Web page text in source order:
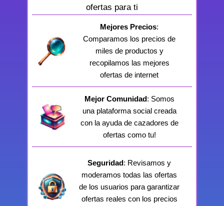
ofertas para ti
Mejores Precios:
Comparamos los precios de
miles de productos y
recopilamos las mejores
ofertas de internet
Mejor Comunidad: Somos
una plataforma social creada
con la ayuda de cazadores de
ofertas como tu!
Seguridad: Revisamos y
moderamos todas las ofertas
de los usuarios para garantizar
ofertas reales con los precios